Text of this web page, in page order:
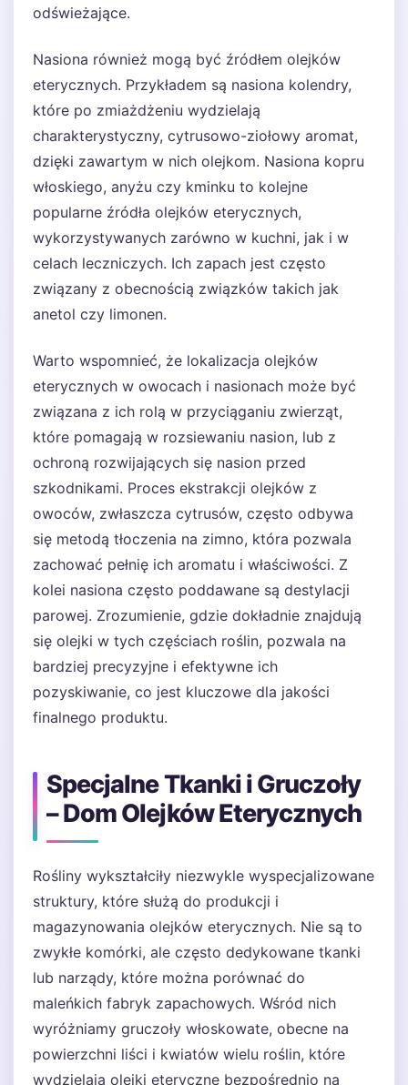
odświeżające.
Nasiona również mogą być źródłem olejków
eterycznych. Przykładem są nasiona kolendry,
które po zmiażdżeniu wydzielają
charakterystyczny, cytrusowo-ziołowy aromat,
dzięki zawartym w nich olejkom. Nasiona kopru
włoskiego, anyżu czy kminku to kolejne
popularne źródła olejków eterycznych,
wykorzystywanych zarówno w kuchni, jak i w
celach leczniczych. Ich zapach jest często
związany z obecnością związków takich jak
anetol czy limonen.
Warto wspomnieć, że lokalizacja olejków
eterycznych w owocach i nasionach może być
związana z ich rolą w przyciąganiu zwierząt,
które pomagają w rozsiewaniu nasion, lub z
ochroną rozwijających się nasion przed
szkodnikami. Proces ekstrakcji olejków z
owoców, zwłaszcza cytrusów, często odbywa
się metodą tłoczenia na zimno, która pozwala
zachować pełnię ich aromatu i właściwości. Z
kolei nasiona często poddawane są destylacji
parowej. Zrozumienie, gdzie dokładnie znajdują
się olejki w tych częściach roślin, pozwala na
bardziej precyzyjne i efektywne ich
pozyskiwanie, co jest kluczowe dla jakości
finalnego produktu.
Specjalne Tkanki i Gruczoły
– Dom Olejków Eterycznych
Rośliny wykształciły niezwykle wyspecjalizowane
struktury, które służą do produkcji i
magazynowania olejków eterycznych. Nie są to
zwykłe komórki, ale często dedykowane tkanki
lub narządy, które można porównać do
maleńkich fabryk zapachowych. Wśród nich
wyróżniamy gruczoły włoskowate, obecne na
powierzchni liści i kwiatów wielu roślin, które
wydzielają olejki eteryczne bezpośrednio na